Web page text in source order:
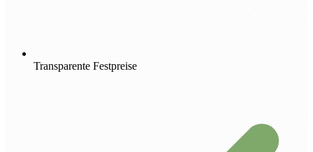
Transparente Festpreise